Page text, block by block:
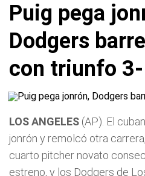
Puig pega
Dodgers
con triunfo 3-
LOS ANGELES (AP). El
jonrón y remolcó otra
cuarto pitcher novato
estreno, y los Dodgers de